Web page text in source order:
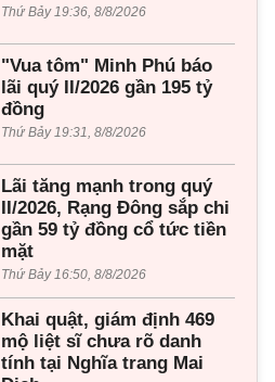
Thứ Bảy 19:36, 8/8/2026
"Vua tôm" Minh Phú báo
lãi quý II/2026 gần 195 tỷ
đồng
Thứ Bảy 19:31, 8/8/2026
Lãi tăng mạnh trong quý
II/2026, Rạng Đông sắp chi
gần 59 tỷ đồng cổ tức tiền
mặt
Thứ Bảy 16:50, 8/8/2026
Khai quật, giám định 469
mộ liệt sĩ chưa rõ danh
tính tại Nghĩa trang Mai